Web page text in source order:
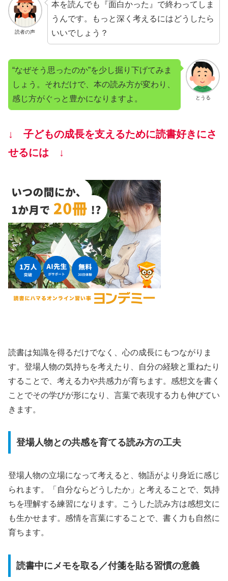
読者の声
本を読んでも『面白かった』で終わってしま
うんです。もっと深く考えるにはどうしたら
いいでしょう？
とうる
“なぜそう思ったのか”を少し掘り下げてみま
しょう。それだけで、本の読み方が変わり、
感じ方がぐっと豊かになりますよ。
↓ 子どもの成長を支えるために読書好きにさ
せるには ↓
読書は知識を得るだけでなく、心の成長にもつながりま
す。登場人物の気持ちを考えたり、自分の経験と重ねたり
することで、考える力や共感力が育ちます。感想文を書く
ことでその学びが形になり、言葉で表現する力も伸びてい
きます。
登場人物との共感を育てる読み方の工夫
登場人物の立場になって考えると、物語がより身近に感じ
られます。「自分ならどうしたか」と考えることで、気持
ちを理解する練習になります。こうした読み方は感想文に
も生かせます。感情を言葉にすることで、書く力も自然に
育ちます。
読書中にメモを取る／付箋を貼る習慣の意義